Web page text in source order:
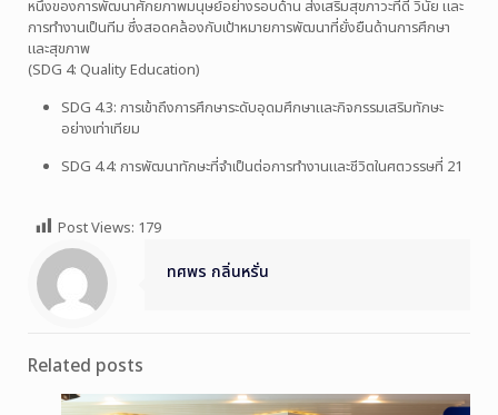
หนึ่งของการพัฒนาศักยภาพมนุษย์อย่างรอบด้าน ส่งเสริมสุขภาวะที่ดี วินัย และ
การทำงานเป็นทีม ซึ่งสอดคล้องกับเป้าหมายการพัฒนาที่ยั่งยืนด้านการศึกษา
และสุขภาพ
(SDG 4: Quality Education)
SDG 4.3: การเข้าถึงการศึกษาระดับอุดมศึกษาและกิจกรรมเสริมทักษะ
อย่างเท่าเทียม
SDG 4.4: การพัฒนาทักษะที่จำเป็นต่อการทำงานและชีวิตในศตวรรษที่ 21
Post Views: 179
ทศพร กลิ่นหรั่น
Related posts